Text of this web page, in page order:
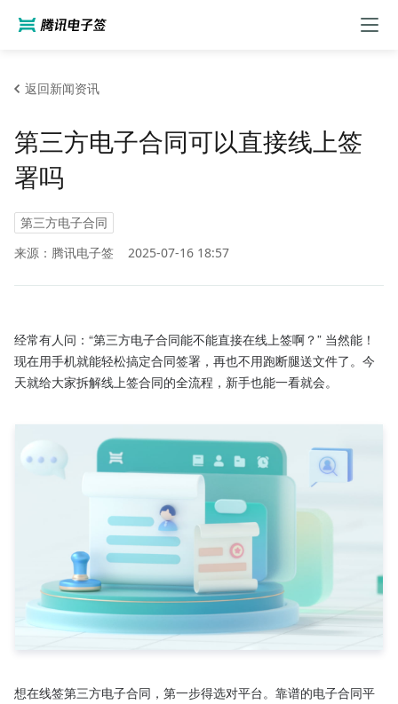
返回新闻资讯
第三方电子合同可以直接线上签
署吗
第三方电子合同
来源：腾讯电子签
2025-07-16 18:57
经常有人问：“第三方电子合同能不能直接在线上签啊？” 当然能！
现在用手机就能轻松搞定合同签署，再也不用跑断腿送文件了。今
天就给大家拆解线上签合同的全流程，新手也能一看就会。​
想在线签第三方电子合同，第一步得选对平台。靠谱的电子合同平